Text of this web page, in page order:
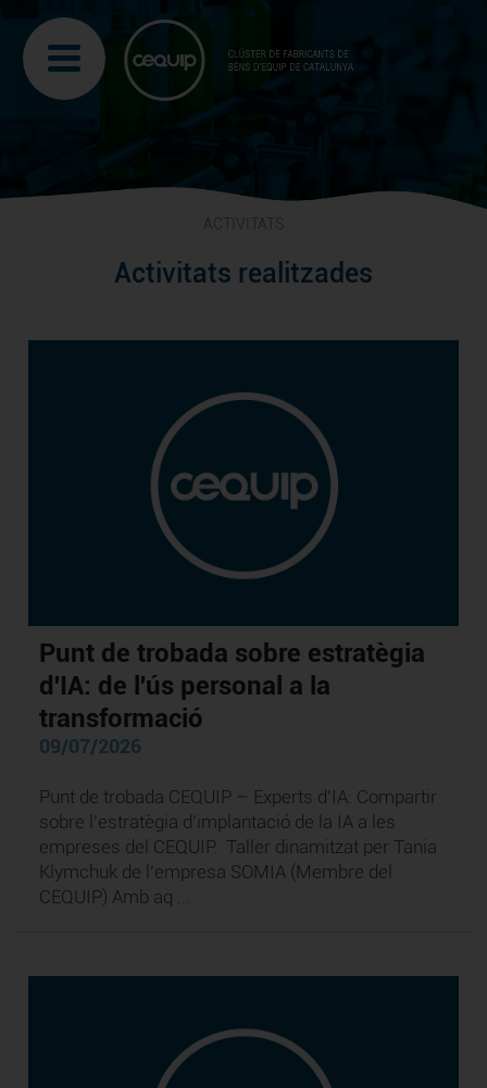
ACTIVITATS
Activitats realitzades
Punt de trobada sobre estratègia
d'IA: de l'ús personal a la
transformació
09/07/2026
Punt de trobada CEQUIP – Experts d'IA: Compartir
sobre l’estratègia d'implantació de la IA a les
empreses del CEQUIP. Taller dinamitzat per Tania
Klymchuk de l’empresa SOMIA (Membre del
CEQUIP) Amb aq ...